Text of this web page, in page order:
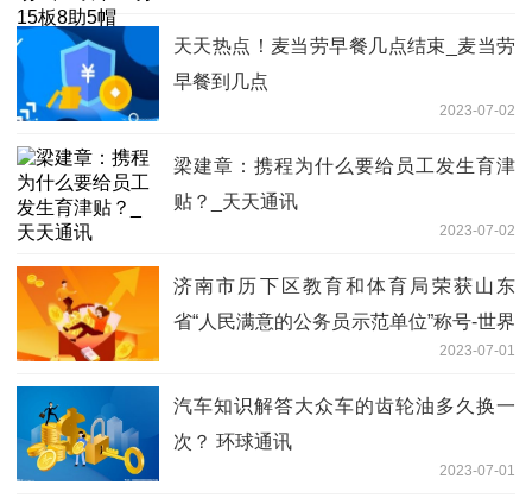
天天热点！麦当劳早餐几点结束_麦当劳
早餐到几点
2023-07-02
梁建章：携程为什么要给员工发生育津
贴？_天天通讯
2023-07-02
济南市历下区教育和体育局荣获山东
省“人民满意的公务员示范单位”称号-世界
2023-07-01
汽车知识解答大众车的齿轮油多久换一
次？ 环球通讯
2023-07-01